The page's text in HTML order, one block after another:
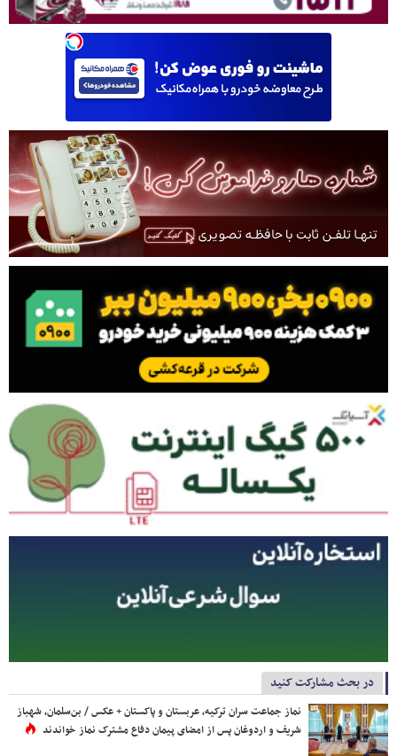
در بحث مشارکت کنید
نماز جماعت سران ترکیه، عربستان و پاکستان + عکس / بن‌سلمان، شهباز
شریف و اردوغان پس از امضای پیمان دفاع مشترک نماز خواندند